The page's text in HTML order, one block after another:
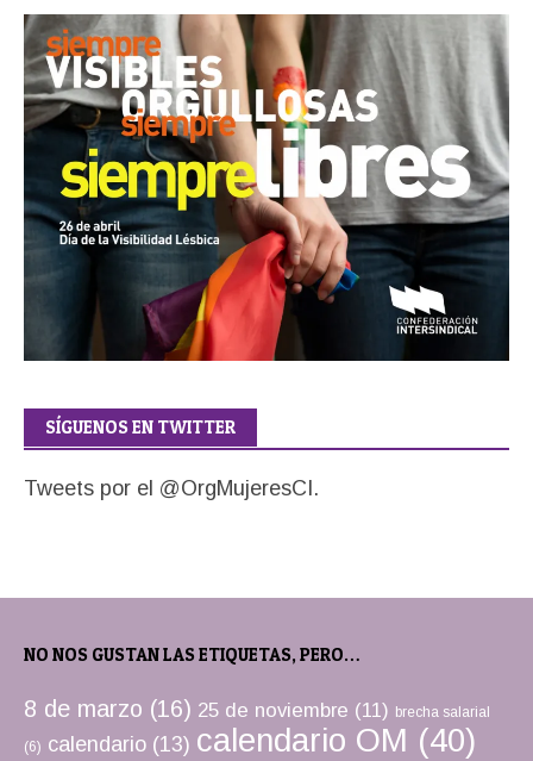
SÍGUENOS EN TWITTER
Tweets por el @OrgMujeresCI.
NO NOS GUSTAN LAS ETIQUETAS, PERO…
8 de marzo (16) 25 de noviembre (11) brecha salarial
(6) calendario (13) calendario OM (40)